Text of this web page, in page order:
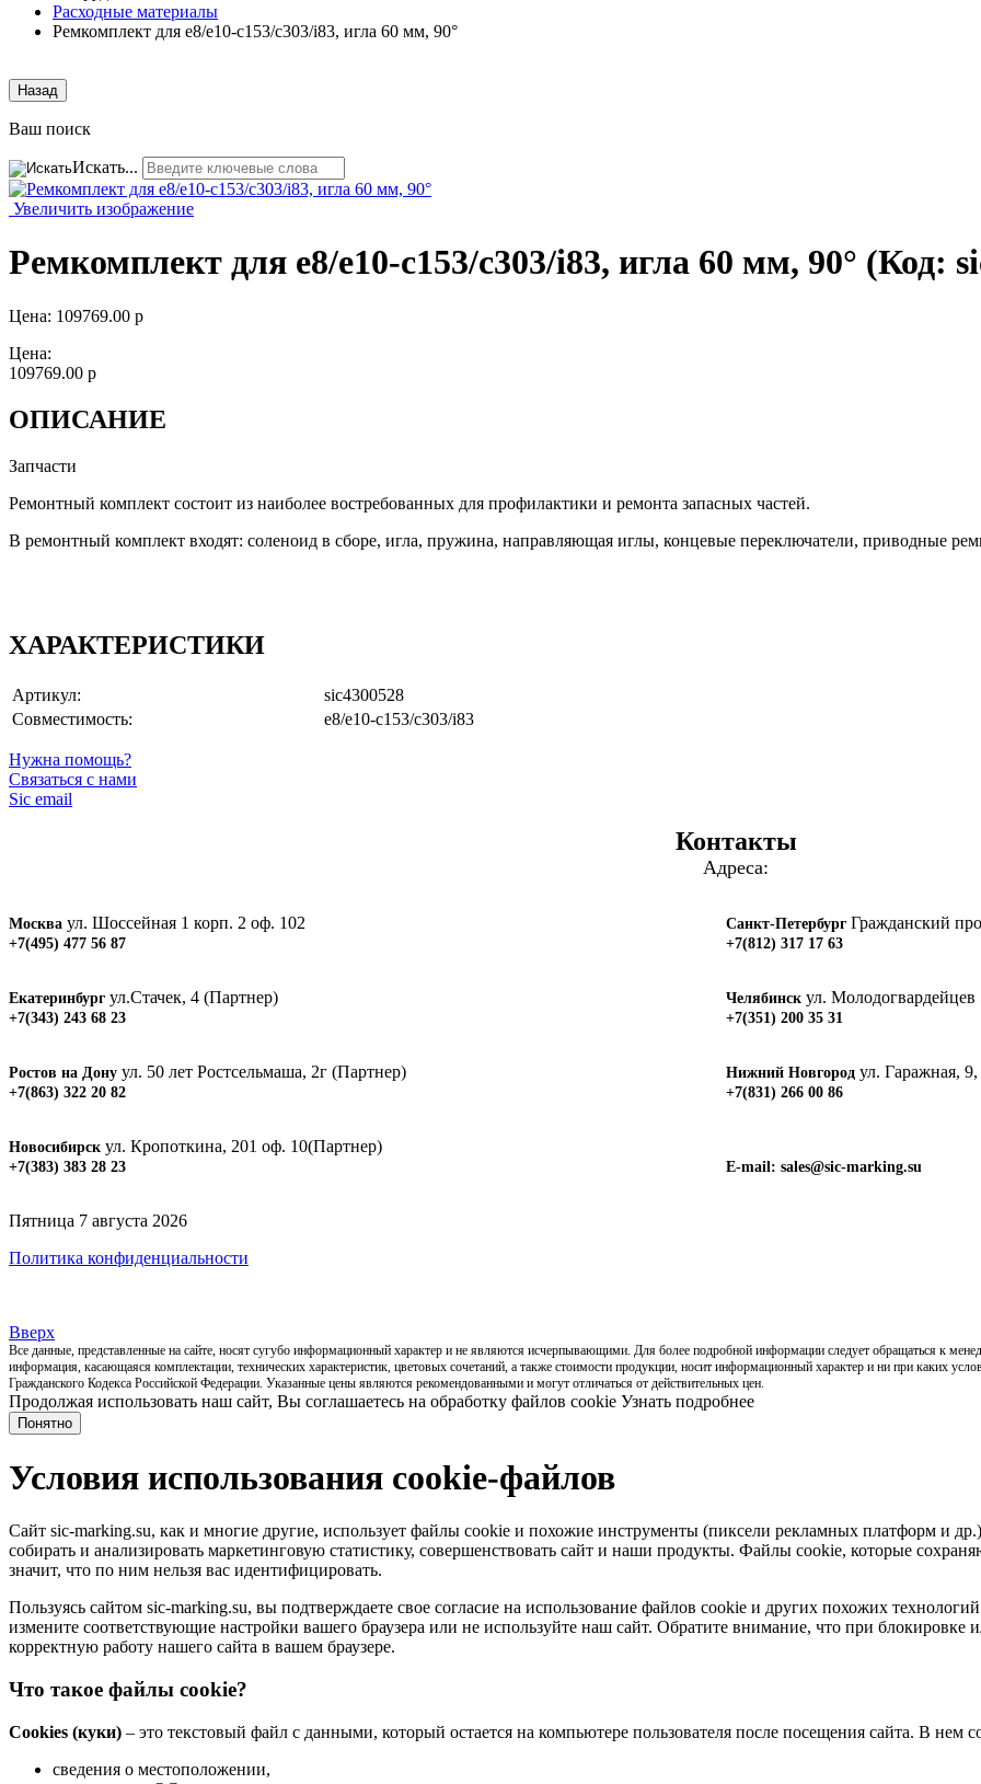
Расходные материалы
Ремкомплект для e8/e10-c153/c303/i83, игла 60 мм, 90°
Назад
Ваш поиск
Искать...
Увеличить изображение
Ремкомплект для e8/e10-c153/c303/i83, игла 60 мм, 90° (Код:
Цена: 109769.00 р
Цена:
109769.00 р
ОПИСАНИЕ
Запчасти
Ремонтный комплект состоит из наиболее востребованных для профилактики и ремонта запасных частей.
В ремонтный комплект входят: соленоид в сборе, игла, пружина, направляющая иглы, концевые переключатели, приводные
ХАРАКТЕРИСТИКИ
Артикул:
sic4300528
Совместимость:
e8/e10-c153/c303/i83
Нужна помощь?
Связаться с нами
Sic email
Контакты
Адреса:
Москва ул. Шоссейная 1 корп. 2 оф. 102
+7(495) 477 56 87
Санкт-ПетербургГражданский
+7(812) 317 17 63
Екатеринбург ул.Стачек, 4 (Партнер)
+7(343) 243 68 23
Челябинскул. Молодогвардейцев
+7(351) 200 35 31
Ростов на Дону ул. 50 лет Ростсельмаша, 2г (Партнер)
+7(863) 322 20 82
Нижний Новгородул. Гаражная,
+7(831) 266 00 86
Новосибирск ул. Кропоткина, 201 оф. 10(Партнер)
+7(383) 383 28 23 E-mail: sales@sic-marking.su
Пятница 7 августа 2026
Политика конфиденциальности
Вверх
Все данные, представленные на сайте, носят сугубо информационный характер и не являются исчерпывающими. Для более подробной информации следует обращаться к
информация, касающаяся комплектации, технических характеристик, цветовых сочетаний, а также стоимости продукции, носит информационный характер и ни при каких
Гражданского Кодекса Российской Федерации. Указанные цены являются рекомендованными и могут отличаться от действительных цен.
Продолжая использовать наш сайт, Вы соглашаетесь на обработку файлов cookie Узнать подробнее
Понятно
Условия использования cookie-файлов
Сайт sic-marking.su, как и многие другие, использует файлы cookie и похожие инструменты (пиксели рекламных платформ и
собирать и анализировать маркетинговую статистику, совершенствовать сайт и наши продукты. Файлы сookie, которые
значит, что по ним нельзя вас идентифицировать.
Пользуясь сайтом sic-marking.su, вы подтверждаете свое согласие на использование файлов cookie и других похожих
измените соответствующие настройки вашего браузера или не используйте наш сайт. Обратите внимание, что при
корректную работу нашего сайта в вашем браузере.
Что такое файлы cookie?
Cookies (куки) – это текстовый файл с данными, который остается на компьютере пользователя после посещения сайта. В нем
сведения о местоположении,